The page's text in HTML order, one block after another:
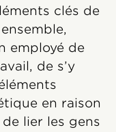
clés de
employé de
de s’y
en raison
lier les gens